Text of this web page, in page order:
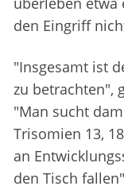
den Eingriff
"Insgesamt ist
zu betrachten",
"Man sucht
Trisomien 13,
an
den Tisch